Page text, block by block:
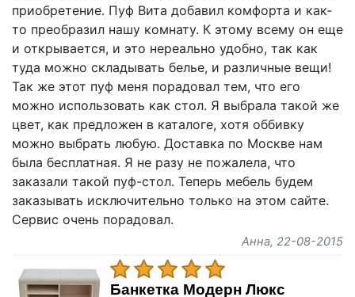
приобретение. Пуф Вита добавил комфорта и как-
то преобразил нашу комнату. К этому всему он еще
и открывается, и это нереально удобно, так как
туда можно складывать белье, и различные вещи!
Так же этот пуф меня порадовал тем, что его
можно использовать как стол. Я выбрала такой же
цвет, как предложен в каталоге, хотя оббивку
можно выбрать любую. Доставка по Москве нам
была бесплатная. Я не разу не пожалела, что
заказали такой пуф-стол. Теперь мебель будем
заказывать исключительно только на этом сайте.
Сервис очень порадовал.
Анна, 22-08-2015
Банкетка Модерн Люкс